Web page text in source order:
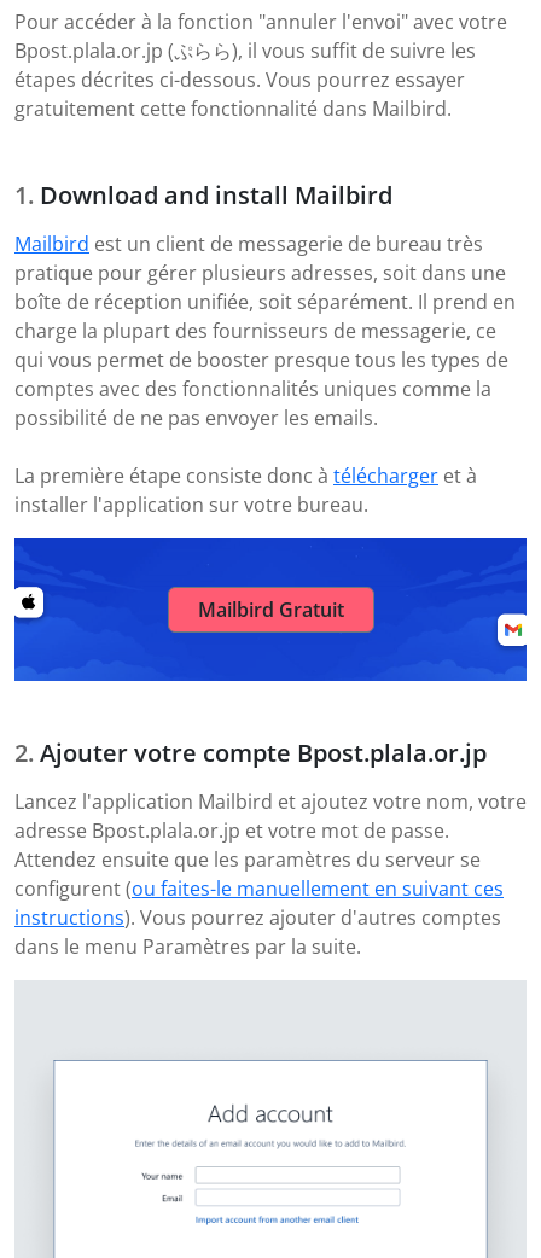
Pour accéder à la fonction "annuler l'envoi" avec votre
Bpost.plala.or.jp (ぷらら), il vous suffit de suivre les
étapes décrites ci-dessous. Vous pourrez essayer
gratuitement cette fonctionnalité dans Mailbird.
Download and install Mailbird
Mailbird est un client de messagerie de bureau très
pratique pour gérer plusieurs adresses, soit dans une
boîte de réception unifiée, soit séparément. Il prend en
charge la plupart des fournisseurs de messagerie, ce
qui vous permet de booster presque tous les types de
comptes avec des fonctionnalités uniques comme la
possibilité de ne pas envoyer les emails.
La première étape consiste donc à télécharger et à
installer l'application sur votre bureau.
Mailbird Gratuit
Ajouter votre compte Bpost.plala.or.jp
Lancez l'application Mailbird et ajoutez votre nom, votre
adresse Bpost.plala.or.jp et votre mot de passe.
Attendez ensuite que les paramètres du serveur se
configurent (ou faites-le manuellement en suivant ces
instructions). Vous pourrez ajouter d'autres comptes
dans le menu Paramètres par la suite.